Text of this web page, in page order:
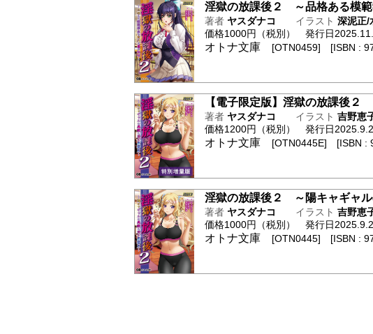
淫獄の放課後２ ～品格ある模範
著者 ヤスダナコ イラスト 深泥正
価格1000円（税別） 発行日
オトナ文庫 [OTN0459] [ISBN :
【電子限定版】淫獄の放課後２
著者 ヤスダナコ イラスト 吉野恵
価格1200円（税別） 発行日
オトナ文庫 [OTN0445E] [ISBN :
淫獄の放課後２ ～陽キャギャル
著者 ヤスダナコ イラスト 吉野恵
価格1000円（税別） 発行日
オトナ文庫 [OTN0445] [ISBN :